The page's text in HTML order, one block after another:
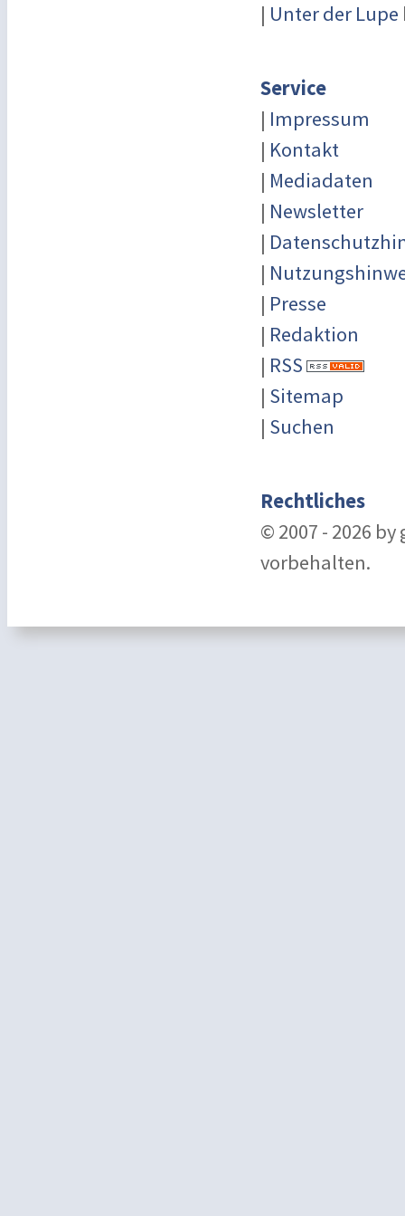
| Unter der Lupe
Service
| Impressum
| Kontakt
| Mediadaten
| Newsletter
|
|
| Presse
| Redaktion
| RSS
| Sitemap
| Suchen
Rechtliches
© 2007 - 2026
vorbehalten.